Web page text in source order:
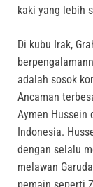
kaki yang lebih
Di kubu Irak,
adalah sosok
Ancaman
Aymen Hussein
Indonesia.
dengan selalu
melawan